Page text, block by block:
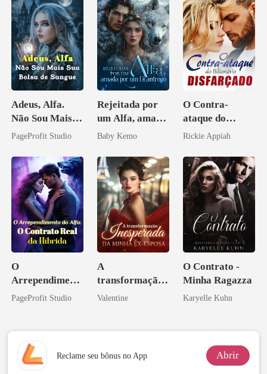
Adeus, Alfa.
Não Sou Mais
Sua Bolsa de
PageProfit Studio
Rejeitada por
um Alfa, amada
por um
Baby Kemo
O Contra-
ataque do
Bilionário
Rickie Appiah
O
Arrependiment
o do Alfa: O
PageProfit Studio
A
transformação
inesperada da
Valentine
O Contrato -
Minha Ragazza
Karyelle Kuhn
Reclame seu bônus no App Abrir